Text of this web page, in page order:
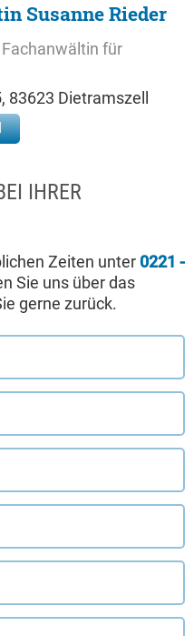
Susanne Rieder
für
83623 Dietramszell
IHRER
Zeiten unter 0221 -
Sie uns über das
gerne zurück.